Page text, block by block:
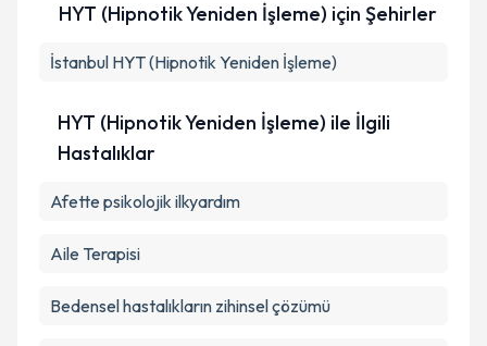
Metni'ni okudum ve kişisel verilerimin belirtilen
HYT (Hipnotik Yeniden İşleme) için Şehirler
İstanbul HYT (Hipnotik Yeniden İşleme)
HYT (Hipnotik Yeniden İşleme) ile İlgili
Hastalıklar
Afette psikolojik ilkyardım
Aile Terapisi
Bedensel hastalıkların zihinsel çözümü